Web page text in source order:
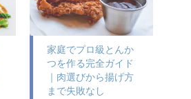
家庭でプロ級とんか
つを作る完全ガイド
｜肉選びから揚げ方
まで失敗なし